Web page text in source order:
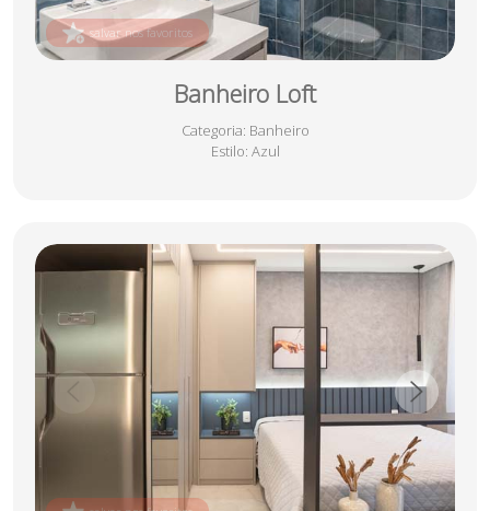
Banheiro Loft
Categoria: Banheiro
Estilo: Azul
salvar nos favoritos